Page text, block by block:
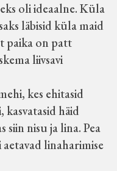
tänu Sillaotsa
Kohaliku
oli ideaalne. Küla
läbisid küla maid
paika on patt
liivsavi
kes ehitasid
kasvatasid häid
siin nisu ja lina. Pea
linaharimise